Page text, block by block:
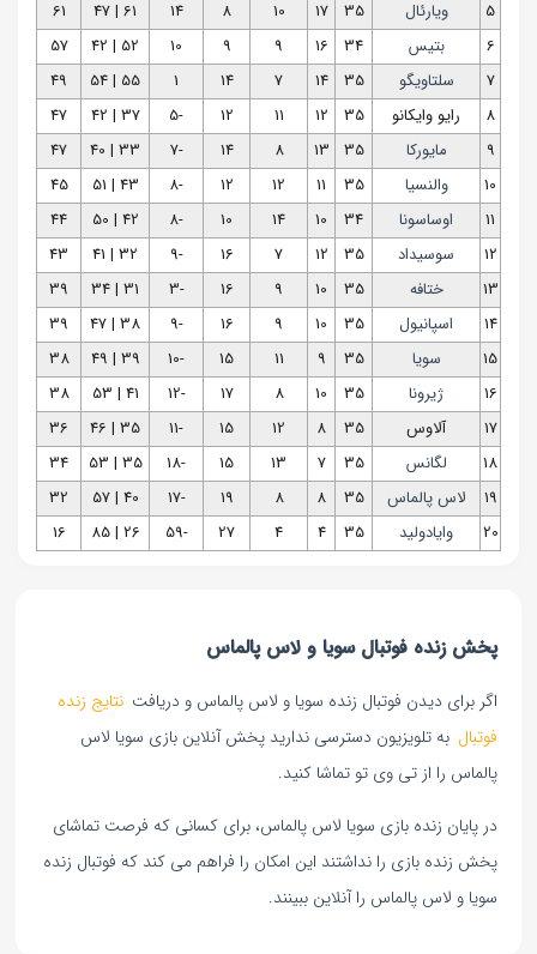
5 ویارئال 35
17
10
8
14
61 | 47
61
6
بتیس 34
16
9
9
10
52 | 42
57
7
سلتاویگو 35
14
7
14
1
55 | 54
49
8
رایو وایکانو 35
12
11
12
-5
37 | 42
47
9
مایورکا 35
13
8
14
-7
33 | 40
47
10
والنسیا 35
11
12
12
-8
43 | 51
45
11
اوساسونا 34
10
14
10
-8
42 | 50
44
12
سوسیداد 35
12
7
16
-9
32 | 41
43
13
ختافه 35
10
9
16
-3
31 | 34
39
14
اسپانیول 35
10
9
16
-9
38 | 47
39
15
سویا 35
9
11
15
-10
39 | 49
38
16
ژیرونا 35
10
8
17
-12
41 | 53
38
17
آلاوس 35
8
12
15
-11
35 | 46
36
18
لگانس 35
7
13
15
-18
35 | 53
34
19
لاس پالماس 35
8
8
19
-17
40 | 57
32
20
وایادولید 35
4
4
27
-59
26 | 85
16
پخش زنده فوتبال سویا و لاس پالماس
اگر برای دیدن فوتبال زنده سویا و لاس پالماس و دریافت نتایج زنده
فوتبال به تلویزیون دسترسی ندارید پخش آنلاین بازی سویا لاس
پالماس را از تی وی تو تماشا کنید.
در پایان زنده بازی سویا لاس پالماس، برای کسانی که فرصت تماشای
پخش زنده بازی را نداشتند این امکان را فراهم می کند که فوتبال زنده
سویا و لاس پالماس را آنلاین ببینند.